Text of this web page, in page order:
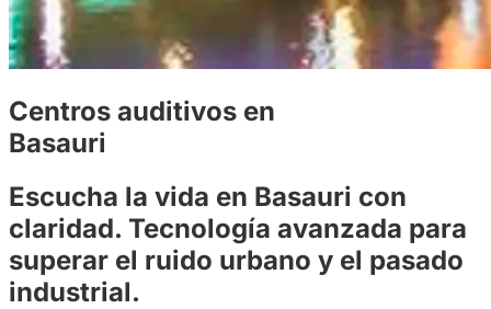
Centros auditivos en
Basauri
Escucha la vida en Basauri con
claridad. Tecnología avanzada para
superar el ruido urbano y el pasado
industrial.